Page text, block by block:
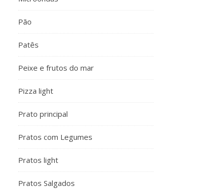
Pão
Patês
Peixe e frutos do mar
Pizza light
Prato principal
Pratos com Legumes
Pratos light
Pratos Salgados